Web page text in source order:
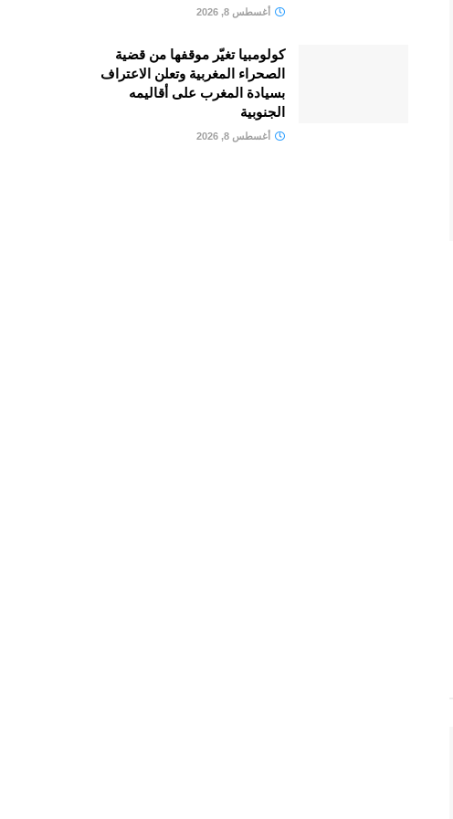
أغسطس 8, 2026
كولومبيا تغيّر موقفها من قضية
الصحراء المغربية وتعلن الاعتراف
بسيادة المغرب على أقاليمه
الجنوبية
أغسطس 8, 2026